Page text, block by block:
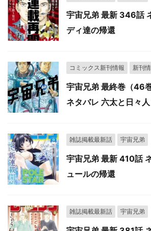
宇宙兄弟 最新 346話
ディ達の帰還
コミックス新刊情報 新刊
宇宙兄弟 最終巻（46
ネタバレ 六太と日々
雑誌掲載最新話 宇宙兄弟
宇宙兄弟 最新 410話
ュールの帰還
雑誌掲載最新話 宇宙兄弟